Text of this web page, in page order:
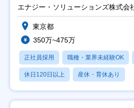
エナジー・ソリューションズ株式会
東京都
350万~475万
正社員採用 職種・業界未経験OK
休日120日以上 産休・育休あり